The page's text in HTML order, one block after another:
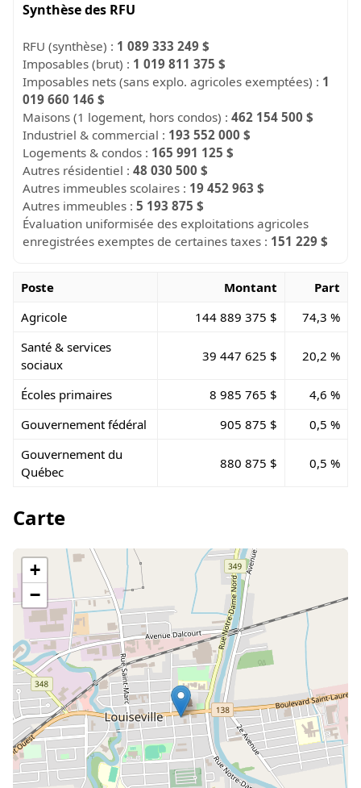
Synthèse des RFU
RFU (synthèse) : 1 089 333 249 $
Imposables (brut) : 1 019 811 375 $
Imposables nets (sans explo. agricoles exemptées) : 1
019 660 146 $
Maisons (1 logement, hors condos) :462 154 500 $
Industriel & commercial : 193 552 000 $
Logements & condos : 165 991 125 $
Autres résidentiel :48 030 500 $
Autres immeubles scolaires : 19 452 963 $
Autres immeubles :5 193 875 $
Évaluation uniformisée des exploitations agricoles
enregistrées exemptes de certaines taxes : 151 229 $
Poste Montant
Part
Agricole
144 889 375 $
74,3 %
Santé & services
sociaux
39 447 625 $ 20,2 %
Écoles primaires 8 985 765 $
4,6 %
Gouvernement fédéral
905 875 $
0,5 %
Gouvernement du
Québec
880 875 $ 0,5 %
Carte
+
−